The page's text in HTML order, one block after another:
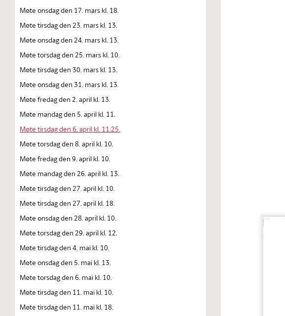
Møte onsdag den 17. mars kl. 18.
Møte tirsdag den 23. mars kl. 13.
Møte onsdag den 24. mars kl. 13.
Møte torsdag den 25. mars kl. 10.
Møte tirsdag den 30. mars kl. 13.
Møte onsdag den 31. mars kl. 13.
Møte fredag den 2. april kl. 13.
Møte mandag den 5. april kl. 11.
Møte tirsdag den 6. april kl. 11.25.
Møte torsdag den 8. april kl. 10.
Møte fredag den 9. april kl. 10.
Møte mandag den 26. april kl. 13.
Møte tirsdag den 27. april kl. 10.
Møte tirsdag den 27. april kl. 18.
Møte onsdag den 28. april kl. 10.
Møte torsdag den 29. april kl. 12.
Møte tirsdag den 4. mai kl. 10.
Møte onsdag den 5. mai kl. 13.
Møte torsdag den 6. mai kl. 10.
Møte tirsdag den 11. mai kl. 10.
Møte tirsdag den 11. mai kl. 18.